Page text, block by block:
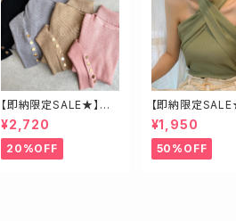
【即納限定SALE★】ベ
ージュ・ゴールド釦ハイ
ネックニット
¥2,720
20%OFF
【即納限定
ロスベアトップス
¥1,950
50%OFF